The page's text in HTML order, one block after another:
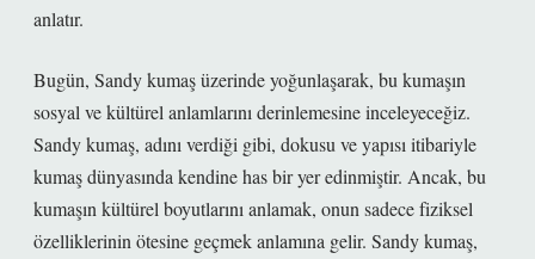
anlatır.
Bugün, Sandy kumaş üzerinde yoğunlaşarak, bu kumaşın
sosyal ve kültürel anlamlarını derinlemesine inceleyeceğiz.
Sandy kumaş, adını verdiği gibi, dokusu ve yapısı itibariyle
kumaş dünyasında kendine has bir yer edinmiştir. Ancak, bu
kumaşın kültürel boyutlarını anlamak, onun sadece fiziksel
özelliklerinin ötesine geçmek anlamına gelir. Sandy kumaş,